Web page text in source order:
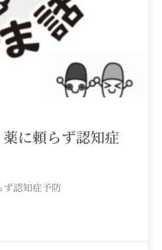
薬に頼らず認知症
ず認知症予防